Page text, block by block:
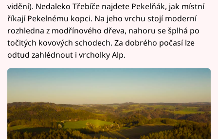
vidění). Nedaleko Třebíče najdete Pekelňák, jak místní
říkají Pekelnému kopci. Na jeho vrchu stojí moderní
rozhledna z modřínového dřeva, nahoru se šplhá po
točitých kovových schodech. Za dobrého počasí lze
odtud zahlédnout i vrcholky Alp.